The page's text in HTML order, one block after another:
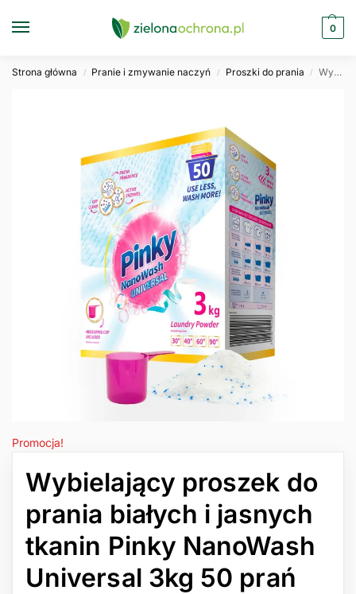
0
Strona główna / Pranie i zmywanie naczyń / Proszki do prania / Wybielający proszek do prania białych i jasnych tkanin Pinky NanoWash Universal 3kg 50 prań
Promocja!
Wybielający proszek do
prania białych i jasnych
tkanin Pinky NanoWash
Universal 3kg 50 prań